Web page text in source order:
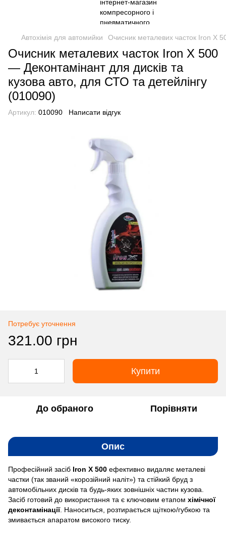
Автохімія для автомийки Очисник металевих часток Iron X
Очисник металевих часток Iron X 500
— Деконтамінант для дисків та
кузова авто, для СТО та детейлінгу
(010090)
Артикул: 010090 Написати відгук
Потребує уточнення
321.00 грн
Купити
До обраного Порівняти
Опис
Професійний засіб Iron X 500 ефективно видаляє металеві
частки (так званий «корозійний наліт») та стійкий бруд з
автомобільних дисків та будь-яких зовнішніх частин кузова.
Засіб готовий до використання та є ключовим етапом хімічної
деконтамінації. Наноситься, розтирається щіткою/губкою та
змивається апаратом високого тиску.